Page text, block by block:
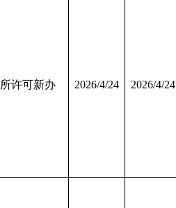
许可新办 2026/4/24 2026/4/24